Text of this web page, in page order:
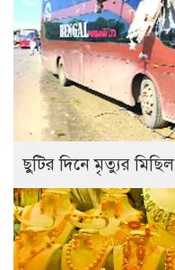
ছুটির দিনে মৃত্যুর মিছিল